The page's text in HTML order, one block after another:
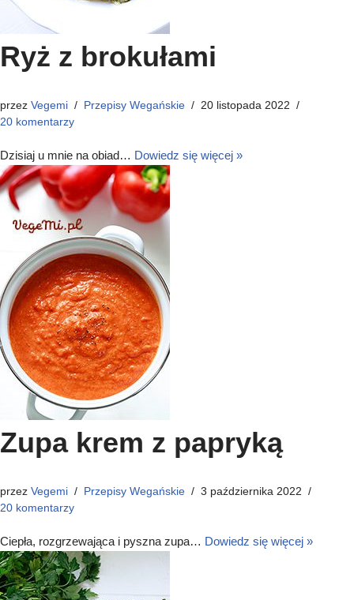
Ryż z brokułami
przez Vegemi Przepisy Wegańskie
20 listopada 2022
20 komentarzy
Dzisiaj u mnie na obiad… Dowiedz się więcej »
Zupa krem z papryką
przez Vegemi Przepisy Wegańskie
3 października 2022
20 komentarzy
Ciepła, rozgrzewająca i pyszna zupa… Dowiedz się więcej »